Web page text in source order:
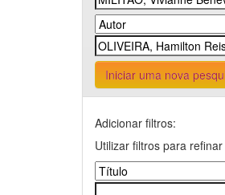
Iniciar uma nova
Adicionar filtros:
Utilizar filtros para